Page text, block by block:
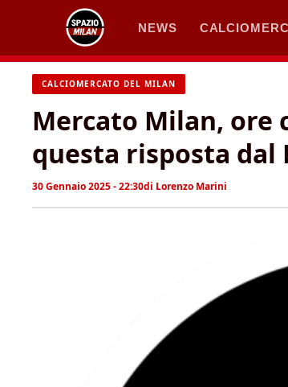
contenuto
NEWS
CALCIOMERCATO DEL MILAN
Mercato Milan, ore
questa risposta dal
30 Gennaio 2025 - 22:30di Lorenzo Marini